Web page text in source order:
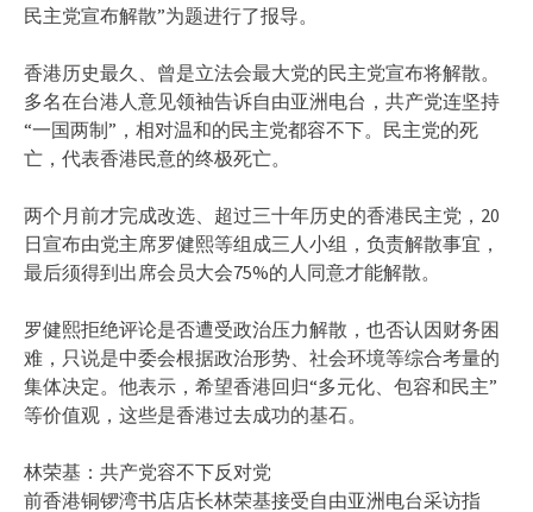
民主党宣布解散”为题进行了报导。
香港历史最久、曾是立法会最大党的民主党宣布将解散。
多名在台港人意见领袖告诉自由亚洲电台，共产党连坚持
“一国两制”，相对温和的民主党都容不下。民主党的死
亡，代表香港民意的终极死亡。
两个月前才完成改选、超过三十年历史的香港民主党，20
日宣布由党主席罗健熙等组成三人小组，负责解散事宜，
最后须得到出席会员大会75%的人同意才能解散。
罗健熙拒绝评论是否遭受政治压力解散，也否认因财务困
难，只说是中委会根据政治形势、社会环境等综合考量的
集体决定。他表示，希望香港回归“多元化、包容和民主”
等价值观，这些是香港过去成功的基石。
林荣基：共产党容不下反对党
前香港铜锣湾书店店长林荣基接受自由亚洲电台采访指